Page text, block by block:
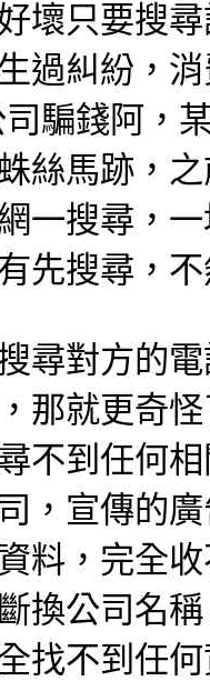
壞只要搜
過糾紛，
騙錢阿，
絲馬跡，
一搜尋，
先搜尋，
尋對方的
那就更奇
不到任何
，宣傳的
料，完全
換公司名
找不到任